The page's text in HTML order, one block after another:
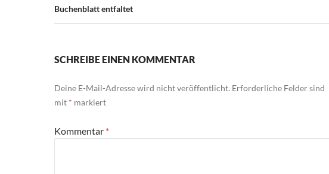
Buchenblatt entfaltet
SCHREIBE EINEN KOMMENTAR
Deine E-Mail-Adresse wird nicht veröffentlicht. Erforderliche Felder sind
mit * markiert
Kommentar *